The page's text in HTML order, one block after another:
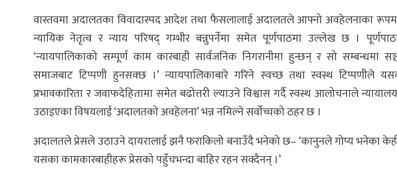
वास्तवमा अदालतका विवादास्पद आदेश तथा फैसलालाई अदालतले आफ्नो अवहेलनाका
न्यायिक नेतृत्व र न्याय परिषद् गम्भीर बन्नुपर्नेमा समेत पूर्णपाठमा उल्लेख छ ।
‘न्यायपालिकाको सम्पूर्ण काम कारबाही सार्वजनिक निगरानीमा हुन्छन् र सो सम्बन्धमा
समाजबाट टिप्पणी हुनसक्छ ।’ न्यायपालिकाबारे गरिने स्वच्छ तथा स्वस्थ टिप्पणीले
प्रभावकारिता र जवाफदेहितामा समेत बढोत्तरी ल्याउने विश्वास गर्दै स्वस्थ आलोचनाले
उठाइएका विषयलाई ‘अदालतको अवहेलना’ भन्न नमिल्ने सर्वोच्चको ठहर छ ।
अदालतले प्रेसले उठाउने दायरालाई झनै फराकिलो बनाउँदै भनेको छ– ‘कानुनले गोप्य भनेका
यसका कामकारबाहीहरू प्रेसको पहुँचभन्दा बाहिर रहन सक्दैनन् ।’